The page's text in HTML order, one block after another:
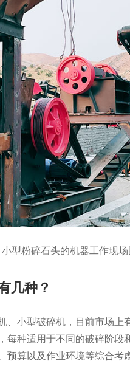
小型粉碎石头的机器工作现
几种？
、小型破碎机，目前市场
每种适用于不同的破碎阶
算以及作业环境等综合考虑